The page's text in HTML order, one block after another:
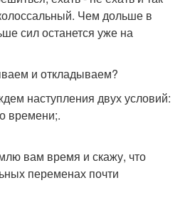
Чем дольше в
сил останется уже на
и откладываем?
наступления двух условий:
времени;.
вам время и скажу, что
переменах почти